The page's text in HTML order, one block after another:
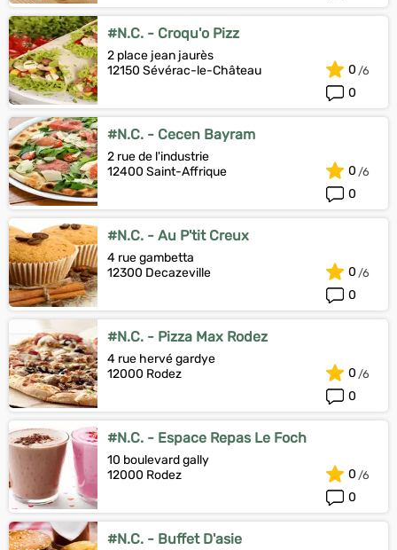
#N.C. - Croqu'o Pizz
2 place jean jaurès
12150 Sévérac-le-Château
0
0
#N.C. - Cecen Bayram
2 rue de l'industrie
12400 Saint-Affrique
0
0
#N.C. - Au P'tit Creux
4 rue gambetta
12300 Decazeville
0
0
#N.C. - Pizza Max Rodez
4 rue hervé gardye
12000 Rodez
0
0
#N.C. - Espace Repas Le Foch
10 boulevard gally
12000 Rodez
0
0
#N.C. - Buffet D'asie